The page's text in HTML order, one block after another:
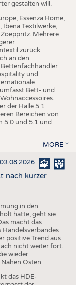
gestalten will.
Essenza Home,
Ibena Textilwerke,
Mehrere
zurück.
an den
Bettenfachhändler
und
Bett- und
der Halle 5.1
Bereichen von
5.0 und 5.1 und
MORE
03.08.2026
nach kurzer
in den
hatte, geht sie
macht das
positive Trend aus
nicht weiter fort.
wieder
Osten.
das HDE-